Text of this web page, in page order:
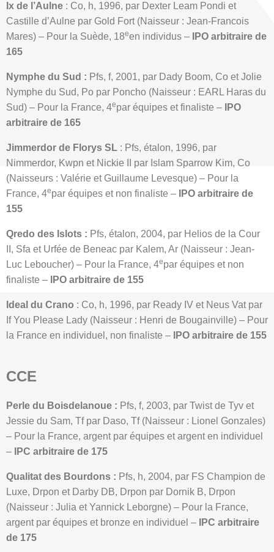
Ix de l’Aulne : Co, h, 1996, par Dexter Leam Pondi et
Castille d’Aulne par Gold Fort (Naisseur : Jean-Francois
Mares) – Pour la Suède, 18een individus –
IPO arbitraire de
165
Nymphe du Sud : Pfs, f, 2001, par Dady Boom, Co et Jolie
Nymphe du Sud, Po par Poncho (Naisseur : EARL Haras du
Sud) – Pour la France, 4epar équipes et finaliste –
IPO
arbitraire de 165
Jimmerdor de Florys SL : Pfs, étalon, 1996, par
Nimmerdor, Kwpn et Nickie II par Islam Sparrow Kim, Co
(Naisseurs : Valérie et Guillaume Levesque) – Pour la
France, 4epar équipes et non finaliste –
IPO arbitraire de
155
Qredo des Islots : Pfs, étalon, 2004, par Helios de la Cour
II, Sfa et Urfée de Beneac par Kalem, Ar (Naisseur : Jean-
Luc Leboucher) – Pour la France, 4epar équipes et non
finaliste –
IPO arbitraire de 155
Ideal du Crano : Co, h, 1996, par Ready IV et Neus Vat par
If You Please Lady (Naisseur : Henri de Bougainville) – Pour
la France en individuel, non finaliste –
IPO arbitraire de 155
CCE
Perle du Boisdelanoue : Pfs, f, 2003, par Twist de Tyv et
Jessie du Sam, Tf par Daso, Tf (Naisseur : Lionel Gonzales)
– Pour la France, argent par équipes et argent en individuel
–
IPC arbitraire de 175
Qualitat des Bourdons : Pfs, h, 2004, par FS Champion de
Luxe, Drpon et Darby DB, Drpon par Dornik B, Drpon
(Naisseur : Julia et Yannick Leborgne) – Pour la France,
argent par équipes et bronze en individuel –
IPC arbitraire
de 175